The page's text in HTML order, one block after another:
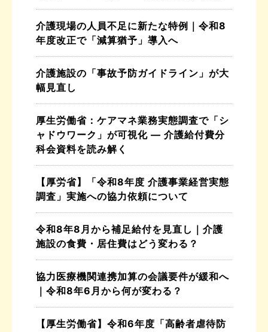
介護現場の人員不足に新たな特例｜令和8
年度改正で「減算猶予」導入へ
介護施設の「事故予防ガイドライン」が大
幅見直し
厚生労働省：ケアマネ業務実態調査で「シ
ャドウワーク」が可視化 ― 介護給付費分
科会資料を読み解く
【厚労省】「令和8年度 介護事業経営実態
調査」実施への協力依頼について
令和8年8月から補足給付を見直し｜介護
施設の食費・居住費はどう変わる？
協力医療機関連携加算の会議要件が緩和へ
｜令和8年6月から何が変わる？
【厚生労働省】令和6年度「高齢者虐待防